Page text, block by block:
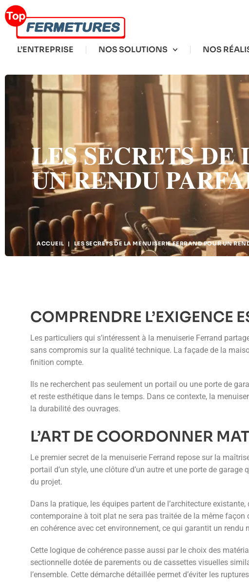
L’ENTREPRISE NOS SOLUTIONS NOS
LES SECRETS
UN RENDU
ACCUEIL | LES SECRETS DE LA MENUISERIE FERRAND POUR UN
COMPRENDRE L’EXIGENCE
Les particuliers qui s’intéressent à la menuiserie Ferrand
sans compromis sur la qualité technique. La façade de la
finition compte.
Ils ne recherchent pas seulement un portail ou une porte de
et reste esthétique dans le temps. Dans ce contexte, la
la durabilité des ouvrages.
L’ART DE COORDONNER
Le premier secret de la menuiserie Ferrand repose sur la
portail d’un style, une clôture d’un autre et une porte de
du projet.
Dans la pratique, les équipes partent de l’architecture
contemporaine à toit plat ne sera pas traitée de la même
en cohérence avec cet environnement, ce qui garantit un rendu
Cette logique de cohérence passe aussi par le choix des
sectionnelle dotée de parements ou de cassettes visuelles
l’ensemble. Cette démarche détaillée permet d’éviter les